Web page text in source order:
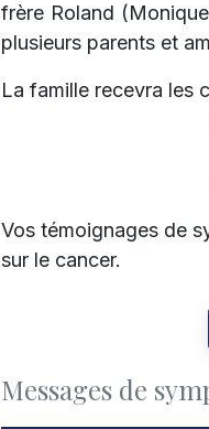
frère Roland
plusieurs parents et
La famille recevra les
Vos témoignages de
sur le cancer.
Messages de